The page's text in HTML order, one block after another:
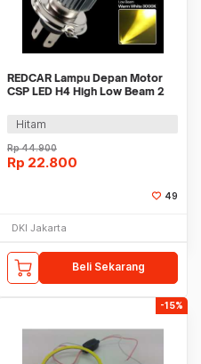
REDCAR Lampu Depan Motor
CSP LED H4 High Low Beam 2
Hitam
Rp44.900
Rp 22.800
49
DKI Jakarta
Beli Sekarang
-15%